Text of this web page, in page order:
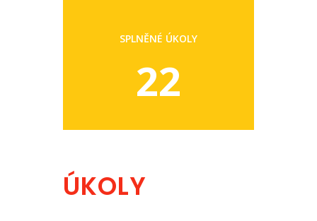
SPLNĚNÉ ÚKOLY
22
ÚKOLY